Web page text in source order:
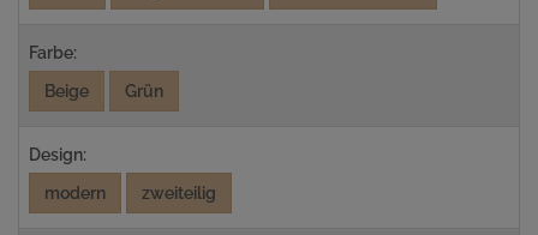
Farbe:
Beige
Grün
Design:
modern
zweiteilig